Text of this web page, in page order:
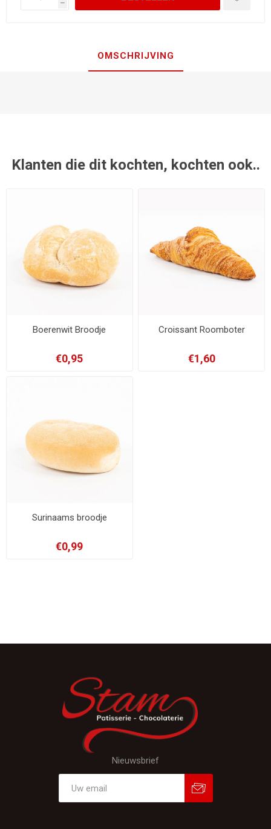
h
OMSCHRIJVING
Klanten die dit kochten, kochten ook..
Boerenwit Broodje
€0,95
Croissant Roomboter
€1,60
Surinaams broodje
€0,99
Nieuwsbrief